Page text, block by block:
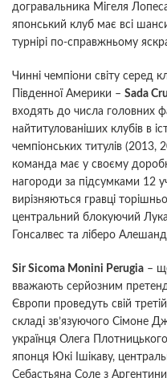
догравальника Мігеля
японський клуб має всі
турнірі по-справжньому
Чинні чемпіони світу серед
Південної Америки – Sada
входять до числа головних
найтитулованіших клубів в
чемпіонських титулів
команда має у своєму
нагороди за підсумками 12
вирізняються гравці
центральний блокуючий
Гонсалвес та ліберо
Sir Sicoma Monini Perugia –
вважають серйозним
Європи проведуть свій
складі зв’язуючого Сімоне
українця Олега
японця Юкі Ішікаву,
Себастьяна Соле з